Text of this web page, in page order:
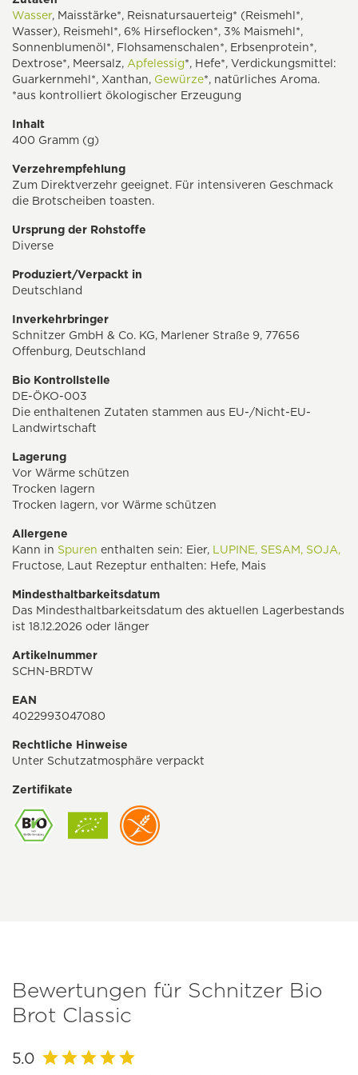
Wasser, Maisstärke*, Reisnatursauerteig* (Reismehl*,
Wasser), Reismehl*, 6% Hirseflocken*, 3% Maismehl*,
Sonnenblumenöl*, Flohsamenschalen*, Erbsenprotein*,
Dextrose*, Meersalz, Apfelessig*, Hefe*, Verdickungsmittel:
Guarkernmehl*, Xanthan, Gewürze*, natürliches Aroma.
*aus kontrolliert ökologischer Erzeugung
Inhalt
400 Gramm (g)
Verzehrempfehlung
Zum Direktverzehr geeignet. Für intensiveren Geschmack
die Brotscheiben toasten.
Ursprung der Rohstoffe
Diverse
Produziert/Verpackt in
Deutschland
Inverkehrbringer
Schnitzer GmbH & Co. KG, Marlener Straße 9, 77656
Offenburg, Deutschland
Bio Kontrollstelle
DE-ÖKO-003
Die enthaltenen Zutaten stammen aus EU-/Nicht-EU-
Landwirtschaft
Lagerung
Vor Wärme schützen
Trocken lagern
Trocken lagern, vor Wärme schützen
Allergene
Kann in Spuren enthalten sein: Eier, LUPINE, SESAM, SOJA,
Fructose, Laut Rezeptur enthalten: Hefe, Mais
Mindesthaltbarkeitsdatum
Das Mindesthaltbarkeitsdatum des aktuellen Lagerbestands
ist 18.12.2026 oder länger
Artikelnummer
SCHN-BRDTW
EAN
4022993047080
Rechtliche Hinweise
Unter Schutzatmosphäre verpackt
Zertifikate
Bewertungen für Schnitzer Bio
Brot Classic
5.0